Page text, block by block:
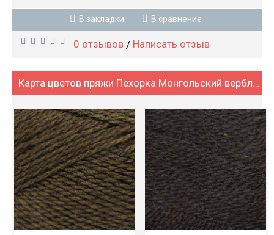
В закладки В сравнение
0 отзывов / Написать отзыв
Карта цветов пряжи Пехорка Монгольский верблюд